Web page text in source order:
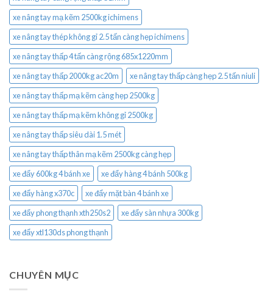
xe nâng tay mạ kẽm 2500kg ichimens
xe nâng tay thép không gỉ 2.5 tấn càng hẹp ichimens
xe nâng tay thấp 4 tấn càng rộng 685x1220mm
xe nâng tay thấp 2000kg ac20m
xe nâng tay thấp càng hẹp 2.5 tấn niuli
xe nâng tay thấp mạ kẽm càng hẹp 2500kg
xe nâng tay thấp mạ kẽm không gỉ 2500kg
xe nâng tay thấp siêu dài 1.5 mét
xe nâng tay thấp thân mạ kẽm 2500kg càng hẹp
xe đẩy 600kg 4 bánh xe
xe đẩy hàng 4 bánh 500kg
xe đẩy hàng x370c
xe đẩy mặt bàn 4 bánh xe
xe đẩy phong thạnh xth250s2
xe đẩy sàn nhựa 300kg
xe đẩy xtl130ds phong thạnh
CHUYÊN MỤC